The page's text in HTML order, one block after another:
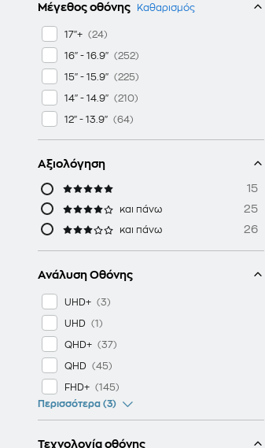
Μέγεθος οθόνης Καθαρισμός
17"+
16" - 16.9"
15" - 15.9"
14" - 14.9"
12" - 13.9"
Αξιολόγηση
15
και πάνω 25
και πάνω 26
Ανάλυση Οθόνης
UHD+
UHD
QHD+
QHD
FHD+
Περισσότερα (3)
Τεχνολογία οθόνης